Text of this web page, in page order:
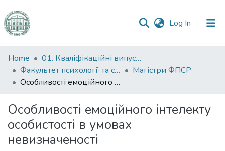
Log In (current)
Communities
&
Collections
Statistics
Home
01. Кваліфікаційні випускні роботи здобувачів вищої освіти
Факультет психології та соціальної роботи
Магістри ФПСР
Особливості емоційного інтелекту особистості в умовах невизначеності
Особливості емоційного інтелекту
особистості в умовах
невизначеності